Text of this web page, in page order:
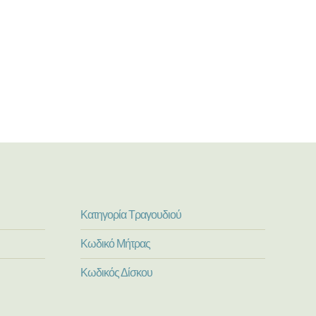
Κατηγορία Τραγουδιού
Κωδικό Μήτρας
Κωδικός Δίσκου